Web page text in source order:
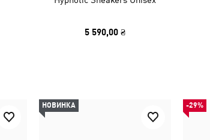
5 590,00 ₴
НОВИНКА -29%